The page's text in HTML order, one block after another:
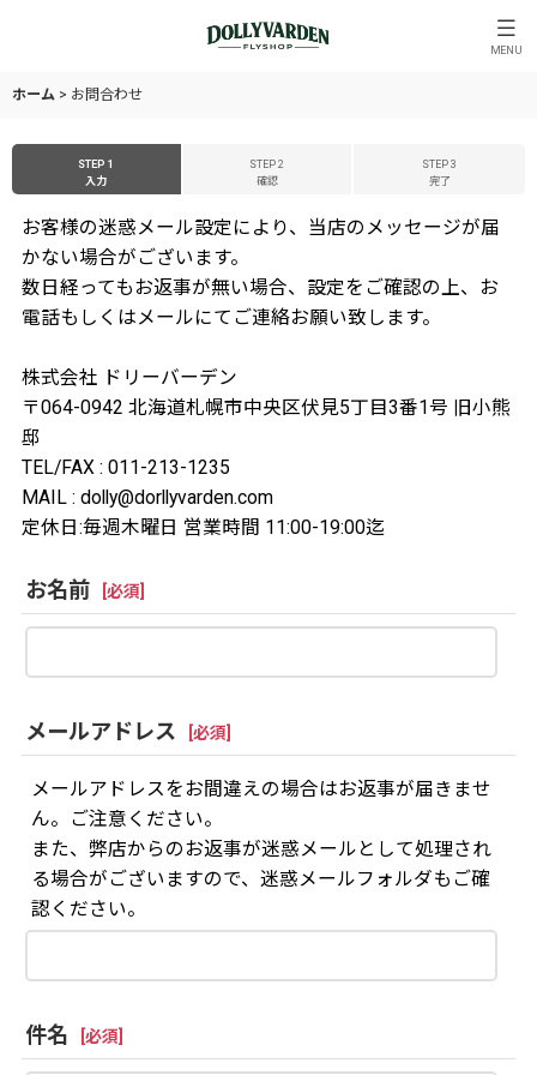
MENU
ホーム > お問合わせ
STEP 1
入力
STEP 2
確認
STEP 3
完了
お客様の迷惑メール設定により、当店のメッセージが届
かない場合がございます。
数日経ってもお返事が無い場合、設定をご確認の上、お
電話もしくはメールにてご連絡お願い致します。
株式会社 ドリーバーデン
〒064-0942 北海道札幌市中央区伏見5丁目3番1号 旧小熊
邸
TEL/FAX : 011-213-1235
MAIL : dolly@dorllyvarden.com
定休日:毎週木曜日 営業時間 11:00-19:00迄
お名前 必須
メールアドレス 必須
メールアドレスをお間違えの場合はお返事が届きませ
ん。ご注意ください。
また、弊店からのお返事が迷惑メールとして処理され
る場合がございますので、迷惑メールフォルダもご確
認ください。
件名 必須